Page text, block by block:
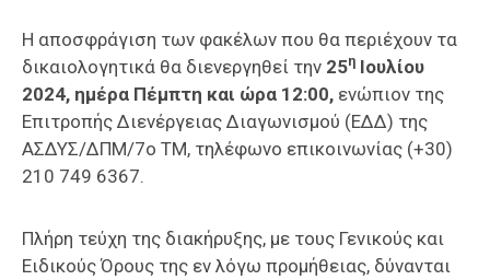
Η αποσφράγιση των φακέλων που θα περιέχουν τα
δικαιολογητικά θα διενεργηθεί την 25η Ιουλίου
2024, ημέρα Πέμπτη και ώρα 12:00, ενώπιον της
Επιτροπής Διενέργειας Διαγωνισμού (ΕΔΔ) της
ΑΣΔΥΣ/ΔΠΜ/7ο ΤΜ, τηλέφωνο επικοινωνίας (+30)
210 749 6367.
Πλήρη τεύχη της διακήρυξης, με τους Γενικούς και
Ειδικούς Όρους της εν λόγω προμήθειας, δύνανται